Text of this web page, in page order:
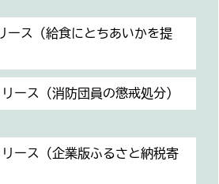
ース（給食にとちあいかを提
ース（消防団員の懲戒処分）
ース（企業版ふるさと納税寄